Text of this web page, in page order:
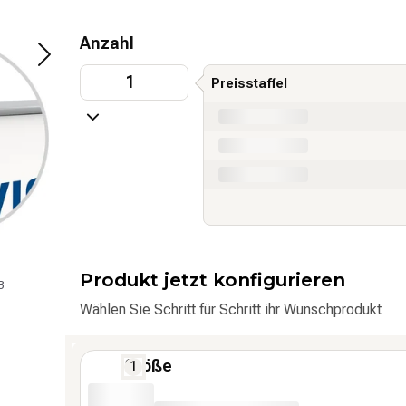
dekoratives Textilposter mit Metallbeleistung
Anzahl
1 Preisstaffel
Produkt jetzt konfigurieren
Wählen Sie Schritt für Schritt ihr Wunschprodukt
Größe